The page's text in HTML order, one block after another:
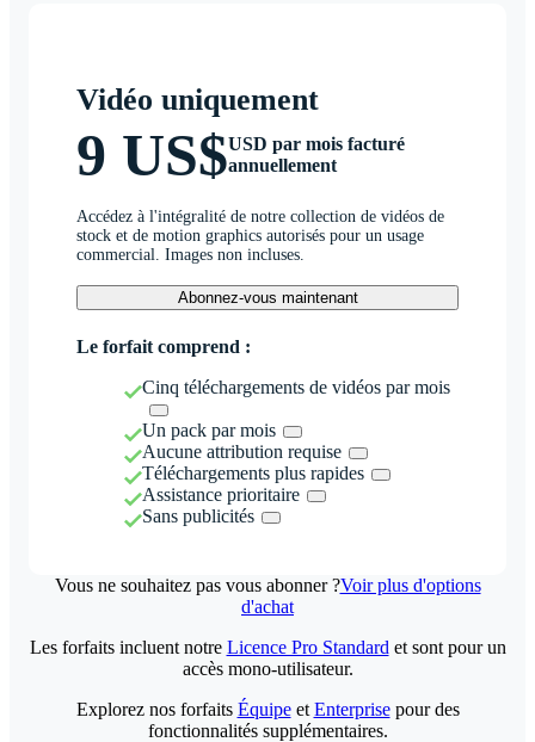
Vidéo uniquement
9 US$USD par mois facturé
annuellement
Accédez à l'intégralité de notre collection de vidéos de
stock et de motion graphics autorisés pour un usage
commercial. Images non incluses.
Abonnez-vous maintenant
Le forfait comprend :
Cinq téléchargements de vidéos par mois
Un pack par mois
Aucune attribution requise
Téléchargements plus rapides
Assistance prioritaire
Sans publicités
Vous ne souhaitez pas vous abonner ?Voir plus d'options
d'achat
Les forfaits incluent notre Licence Pro Standard et sont pour un
accès mono-utilisateur.
Explorez nos forfaits Équipeet Enterprisepour des
fonctionnalités supplémentaires.